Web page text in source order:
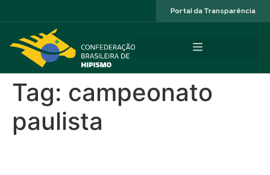
Portal da Transparência
Tag: campeonato
paulista